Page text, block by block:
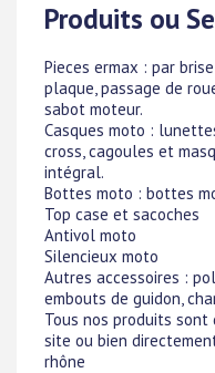
Produits ou
Pieces ermax : par
plaque, passage de
sabot moteur.
Casques moto :
cross, cagoules et
intégral.
Bottes moto : bottes
Top case et sacoches
Antivol moto
Silencieux moto
Autres accessoires :
embouts de guidon,
Tous nos produits
site ou bien
rhône